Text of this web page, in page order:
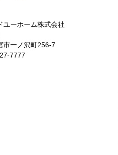
ユーホーム株式会社
市一ノ沢町256-7
7777